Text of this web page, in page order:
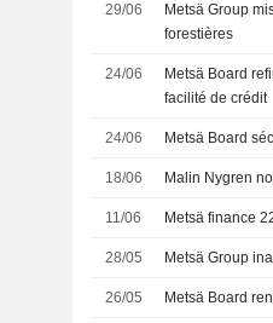
29/06
Metsä Group
forestières
24/06
Metsä Board
facilité de crédit
24/06 Metsä Board
18/06 Malin Nygren
11/06 Metsä finance
28/05 Metsä Group
26/05 Metsä Board